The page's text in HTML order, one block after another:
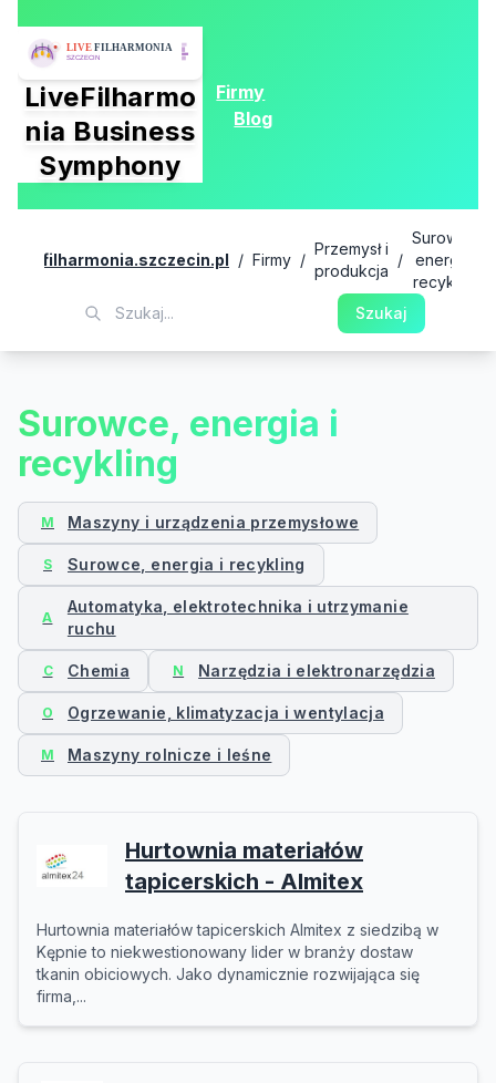
LiveFilharmo
nia Business
Symphony
Firmy
Blog
livefilharmonia.szczecin.pl / Firmy /
Przemysł i
produkcja
/
Surowce,
energia i
recykling
Szukaj
Surowce, energia i
recykling
M Maszyny i urządzenia przemysłowe
S Surowce, energia i recykling
A
Automatyka, elektrotechnika i utrzymanie
ruchu
C Chemia N Narzędzia i elektronarzędzia
O Ogrzewanie, klimatyzacja i wentylacja
M Maszyny rolnicze i leśne
Hurtownia materiałów
tapicerskich - Almitex
Hurtownia materiałów tapicerskich Almitex z siedzibą w
Kępnie to niekwestionowany lider w branży dostaw
tkanin obiciowych. Jako dynamicznie rozwijająca się
firma,...